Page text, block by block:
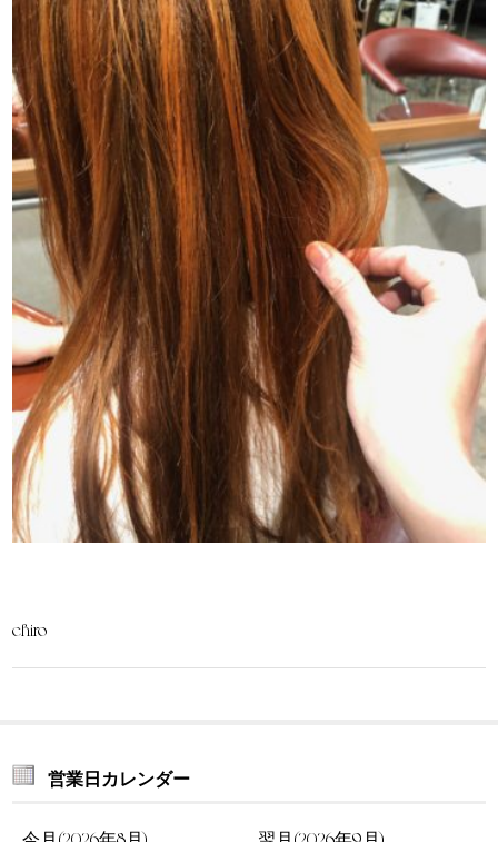
chiro
営業日カレンダー